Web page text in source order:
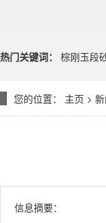
热门关键词： 棕刚玉段
您的位置： 主页 >
信息摘要：